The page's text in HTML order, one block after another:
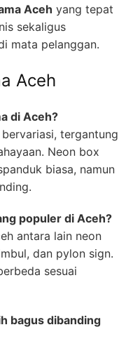
Aceh yang tepat
sekaligus
mata pelanggan.
Aceh
di Aceh?
tergantung
Neon box
biasa, namun
populer di Aceh?
antara lain neon
dan pylon sign.
sesuai
bagus dibanding